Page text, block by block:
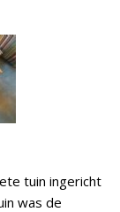
tuin ingericht
was de